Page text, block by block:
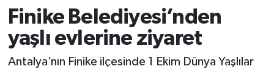
Finike Belediyesi’nden
yaşlı evlerine ziyaret
Antalya’nın Finike ilçesinde 1 Ekim Dünya Yaşlılar
Bölge
EĞİTİM
Antalya Trafik Yoğunluk Haritası
Süper Lig Puan Durumu ve Fikstür